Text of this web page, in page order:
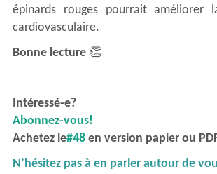
épinards rouges pourrait
cardiovasculaire.
Bonne lecture👏
Intéressé-e?
Abonnez-vous!
Achetez le#48 en version papier ou
N’hésitez pas à en parler autour de